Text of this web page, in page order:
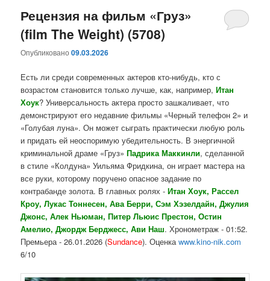
Рецензия на фильм «Груз»
(film The Weight) (5708)
Опубликовано09.03.2026
Есть ли среди современных актеров кто-нибудь, кто с
возрастом становится только лучше, как, например,Итан
Хоук? Универсальность актера просто зашкаливает, что
демонстрируют его недавние фильмы «Черный телефон 2» и
«Голубая луна». Он может сыграть практически любую роль
и придать ей неоспоримую убедительность. В энергичной
криминальной драме «Груз»Падрика Маккинли, сделанной
в стиле «Колдуна» Уильяма Фридкина, он играет мастера на
все руки, которому поручено опасное задание по
контрабанде золота. В главных ролях -Итан Хоук, Рассел
Кроу, Лукас Тоннесен, Ава Берри, Сэм Хэзелдайн, Джулия
Джонс, Алек Ньюман, Питер Льюис Престон, Остин
Амелио, Джордж Берджесс, Ави Наш. Хронометраж - 01:52.
Премьера - 26.01.2026 (Sundance). Оценкаwww.kino-nik.com
6/10